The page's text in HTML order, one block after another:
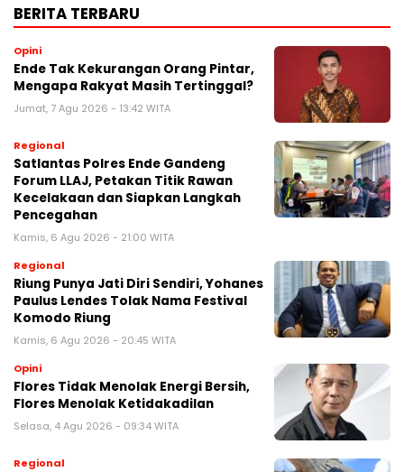
BERITA TERBARU
Opini
Ende Tak Kekurangan Orang Pintar,
Mengapa Rakyat Masih Tertinggal?
Jumat, 7 Agu 2026 - 13:42 WITA
Regional
Satlantas Polres Ende Gandeng
Forum LLAJ, Petakan Titik Rawan
Kecelakaan dan Siapkan Langkah
Pencegahan
Kamis, 6 Agu 2026 - 21:00 WITA
Regional
Riung Punya Jati Diri Sendiri, Yohanes
Paulus Lendes Tolak Nama Festival
Komodo Riung
Kamis, 6 Agu 2026 - 20:45 WITA
Opini
Flores Tidak Menolak Energi Bersih,
Flores Menolak Ketidakadilan
Selasa, 4 Agu 2026 - 09:34 WITA
Regional